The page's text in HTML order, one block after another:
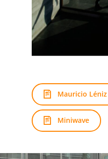
Mauricio Léniz
Miniwave